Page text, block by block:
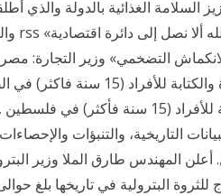
السلامة الغذائية بالدولة والذي
التضخمي» وزير التجارة: مصر
معرفة القراءة
التاريخية، والتنبؤات
المهندس طارق الملا وزير